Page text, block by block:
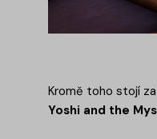
Kromě toho stojí
Yoshi and the